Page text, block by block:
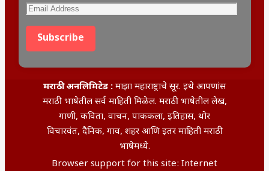
Email
Address
Subscribe
मराठी अनलिमिटेड : माझा महाराष्ट्राचे सूर. इथे आपणांस
मराठी भाषेतील सर्व माहिती मिळेल. मराठी भाषेतील लेख,
गाणी, कविता, वाचन, पाककला, इतिहास, थोर
विचारवंत, दैनिक, गाव, शहर आणि इतर माहिती मराठी
भाषेमध्ये.
Browser support for this site: Internet